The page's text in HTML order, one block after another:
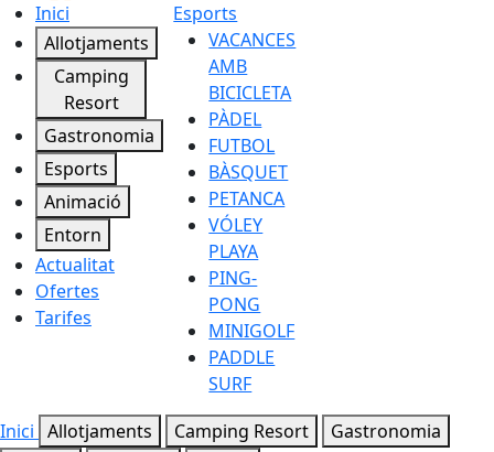
Inici
Allotjaments
Camping
Resort
Gastronomia
Esports
Animació
Entorn
Actualitat
Ofertes
Tarifes
Esports
VACANCES
AMB
BICICLETA
PÀDEL
FUTBOL
BÀSQUET
PETANCA
VÓLEY
PLAYA
PING-
PONG
MINIGOLF
PADDLE
SURF
Inici Allotjaments Camping Resort
Gastronomia